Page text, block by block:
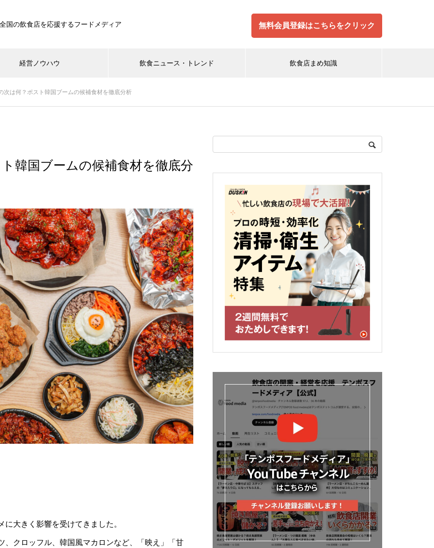
全国の飲食店を応援するフードメディア 無料会員登録はこちらをクリック
経営ノウハウ 飲食ニュース・トレンド 飲食店まめ知識
次は何？ポスト韓国ブームの候補食材を徹底分析
韓国ブームの候補食材を徹底分
大きく影響を受けてきました。
クロッフル、韓国風マカロンなど、「映え」「甘